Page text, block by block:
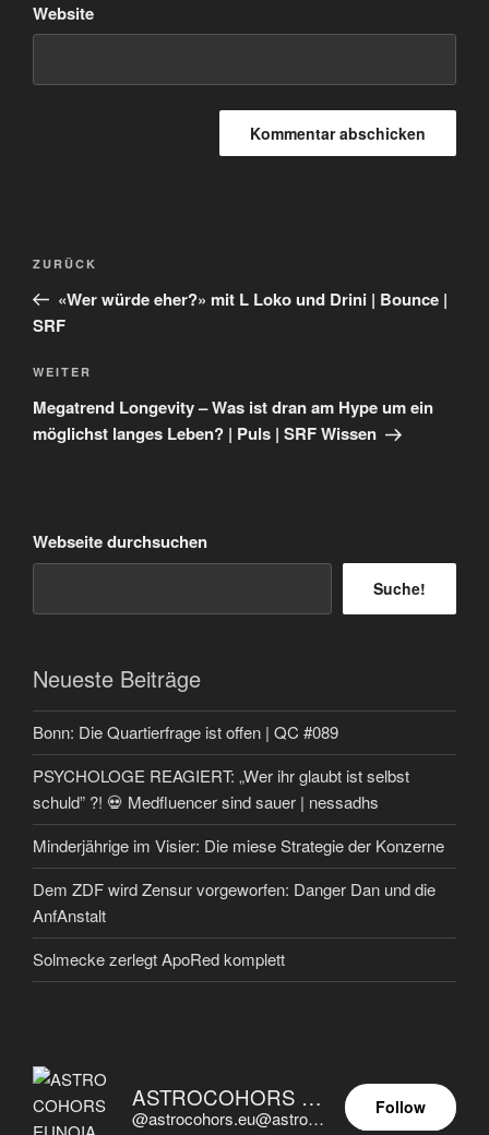
Website
Beitragsnavigation
Vorheriger
Beitrag
ZURÜCK
«Wer würde eher?» mit L Loko und Drini | Bounce |
SRF
Nächster
Beitrag
WEITER
Megatrend Longevity – Was ist dran am Hype um ein
möglichst langes Leben? | Puls | SRF Wissen
Webseite durchsuchen
Suche!
Neueste Beiträge
Bonn: Die Quartierfrage ist offen | QC #089
PSYCHOLOGE REAGIERT: „Wer ihr glaubt ist selbst
schuld” ?! 💀 Medfluencer sind sauer | nessadhs
Minderjährige im Visier: Die miese Strategie der Konzerne
Dem ZDF wird Zensur vorgeworfen: Danger Dan und die
AnfAnstalt
Solmecke zerlegt ApoRed komplett
ASTROCOHORS EUNOIA ULTIMA
@astrocohors.eu@astrocohors.eu
Follow